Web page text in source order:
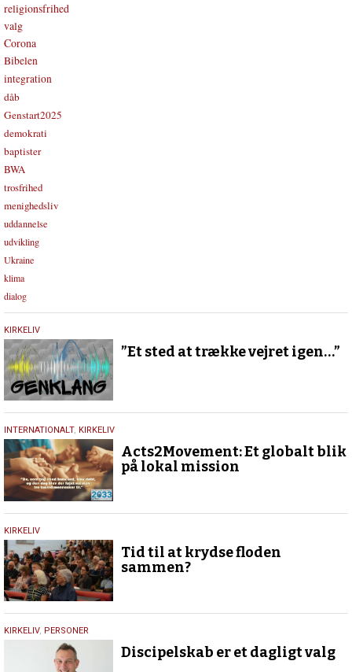
religionsfrihed
valg
Corona
Bibelen
integration
dåb
Genstart2025
demokrati
baptister
BWA
trosfrihed
menighedsliv
uddannelse
udvikling
Ukraine
klima
dialog
18.
maj
2026
KIRKELIV
”Et sted at trække vejret igen…”
19.
april
2026
INTERNATIONALT, KIRKELIV
Acts2Movement: Et globalt blik
på lokal mission
6.
maj
2019
KIRKELIV
Tid til at krydse floden
sammen?
3.
KIRKELIV, PERSONER
Discipelskab er et dagligt valg